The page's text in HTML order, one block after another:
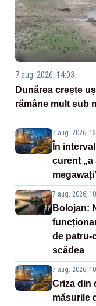
7 aug. 2026, 14:03
Dunărea crește
rămâne mult sub
7 aug. 2026,
În
curent „a
7 aug. 2026,
Bolojan:
de patru-
scădea
7 aug. 2026,
Criza din
măsurile